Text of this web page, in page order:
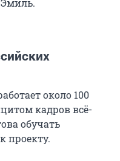
Эмиль.
около 100
кадров всё-
обучать
проекту.